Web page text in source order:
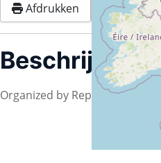
Afdrukken Google
Beschrijving
Organized by Repair Café